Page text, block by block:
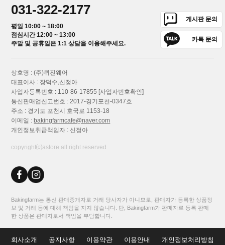
031-322-2177
평일 10:00 ~ 18:00
점심시간 12:00 ~ 13:00
주말 및 공휴일은 1:1 상담을 이용해주세요.
게시판 문의
카톡 문의
상호명 : (주)퀴진웨어
대표이사 : 장덕수,신정아
사업자등록번호 : 110-86-17855 [사업자번호확인]
통신판매업신고번호 : 2017-경기포천-0347호
주소 : 경기도 포천시 호국로 1153-18
이메일 :bakingfarmcafe@naver.com
개인정보취급책임자 : 신정아
copyright⒞astore all right reserved
Bakingfarm는 통신 판매중개자로 거래 당사자가 아니므로, 판매자가 등록한 상품정
보 및 거래 등에 대해 책임을 지지 않습니다. 단, Bakingfarm가 판매자로 등록 판매
한 상품은 판매자로서 책임을 부담합니다.
회사소개 공지사항 이용약관 이용안내 개인정보처리방침